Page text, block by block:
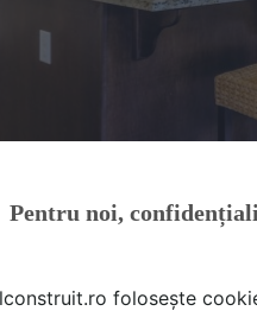
Pentru noi,
folosește